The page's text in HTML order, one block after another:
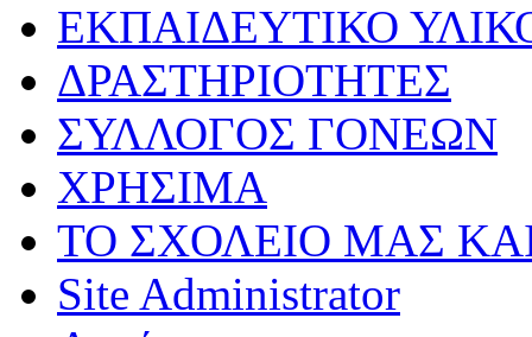
ΕΚΠΑΙΔΕΥΤΙΚΟ
ΔΡΑΣΤΗΡΙΟΤΗΤΕΣ
ΣΥΛΛΟΓΟΣ ΓΟΝΕΩΝ
ΧΡΗΣΙΜΑ
ΤΟ ΣΧΟΛΕΙΟ ΜΑΣ
Site Administrator